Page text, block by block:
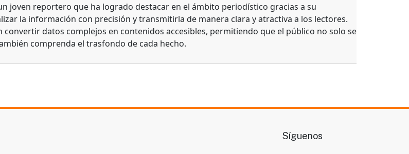
joven reportero que ha logrado destacar en el ámbito periodístico gracias a su
la información con precisión y transmitirla de manera clara y atractiva a los lectores.
convertir datos complejos en contenidos accesibles, permitiendo que el público no solo se
comprenda el trasfondo de cada hecho.
Síguenos